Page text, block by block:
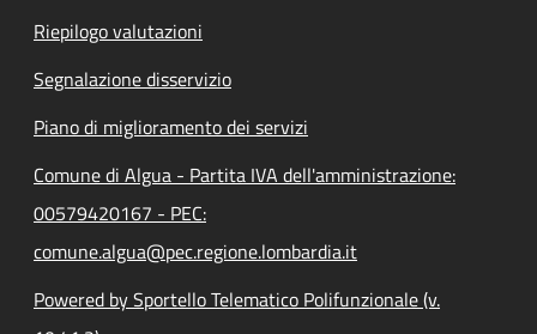
Riepilogo valutazioni
Segnalazione disservizio
Piano di miglioramento dei servizi
Comune di Algua - Partita IVA dell'amministrazione:
00579420167 - PEC:
comune.algua@pec.regione.lombardia.it
Powered by Sportello Telematico Polifunzionale (v.